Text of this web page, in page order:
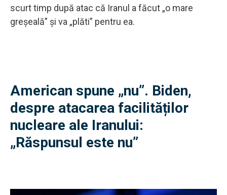
scurt timp după atac că Iranul a făcut „o mare
greșeală” și va „plăti” pentru ea.
American spune „nu”. Biden,
despre atacarea facilităților
nucleare ale Iranului:
„Răspunsul este nu”